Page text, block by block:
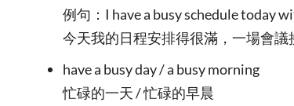
例句：I have a busy schedule today
今天我的日程安排得很滿，一場會議
have a busy day / a busy morning
忙碌的一天 / 忙碌的早晨